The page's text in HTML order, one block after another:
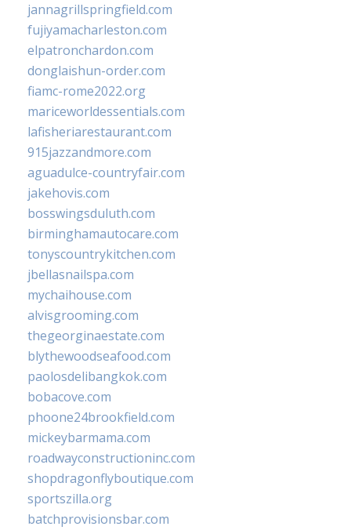
jannagrillspringfield.com
fujiyamacharleston.com
elpatronchardon.com
donglaishun-order.com
fiamc-rome2022.org
mariceworldessentials.com
lafisheriarestaurant.com
915jazzandmore.com
aguadulce-countryfair.com
jakehovis.com
bosswingsduluth.com
birminghamautocare.com
tonyscountrykitchen.com
jbellasnailspa.com
mychaihouse.com
alvisgrooming.com
thegeorginaestate.com
blythewoodseafood.com
paolosdelibangkok.com
bobacove.com
phoone24brookfield.com
mickeybarmama.com
roadwayconstructioninc.com
shopdragonflyboutique.com
sportszilla.org
batchprovisionsbar.com